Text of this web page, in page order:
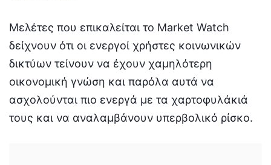
Μελέτες που επικαλείται το Market Watch
δείχνουν ότι οι ενεργοί χρήστες κοινωνικών
δικτύων τείνουν να έχουν χαμηλότερη
οικονομική γνώση και παρόλα αυτά να
ασχολούνται πιο ενεργά με τα χαρτοφυλάκιά
τους και να αναλαμβάνουν υπερβολικό ρίσκο.